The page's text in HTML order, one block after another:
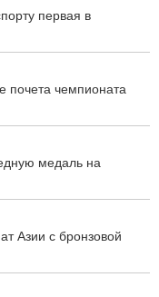
первая в
почета чемпионата
медаль на
Азии с бронзовой